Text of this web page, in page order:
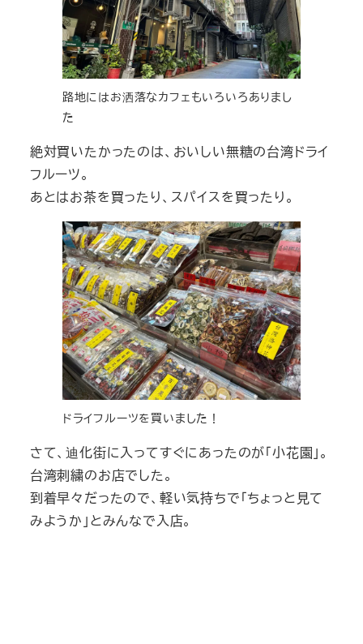
路地にはお洒落なカフェもいろいろありまし
た
絶対買いたかったのは、おいしい無糖の台湾ドライ
フルーツ。
あとはお茶を買ったり、スパイスを買ったり。
ドライフルーツを買いました！
さて、迪化街に入ってすぐにあったのが「小花園」。
台湾刺繍のお店でした。
到着早々だったので、軽い気持ちで「ちょっと見て
みようか」とみんなで入店。